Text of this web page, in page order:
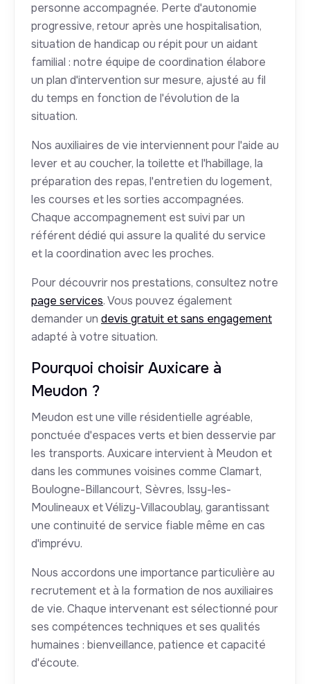
personne accompagnée. Perte d'autonomie
progressive, retour après une hospitalisation,
situation de handicap ou répit pour un aidant
familial : notre équipe de coordination élabore
un plan d'intervention sur mesure, ajusté au fil
du temps en fonction de l'évolution de la
situation.
Nos auxiliaires de vie interviennent pour l'aide au
lever et au coucher, la toilette et l'habillage, la
préparation des repas, l'entretien du logement,
les courses et les sorties accompagnées.
Chaque accompagnement est suivi par un
référent dédié qui assure la qualité du service
et la coordination avec les proches.
Pour découvrir nos prestations, consultez notre
page services. Vous pouvez également
demander un devis gratuit et sans engagement
adapté à votre situation.
Pourquoi choisir Auxicare à
Meudon ?
Meudon est une ville résidentielle agréable,
ponctuée d'espaces verts et bien desservie par
les transports. Auxicare intervient à Meudon et
dans les communes voisines comme Clamart,
Boulogne-Billancourt, Sèvres, Issy-les-
Moulineaux et Vélizy-Villacoublay, garantissant
une continuité de service fiable même en cas
d'imprévu.
Nous accordons une importance particulière au
recrutement et à la formation de nos auxiliaires
de vie. Chaque intervenant est sélectionné pour
ses compétences techniques et ses qualités
humaines : bienveillance, patience et capacité
d'écoute.